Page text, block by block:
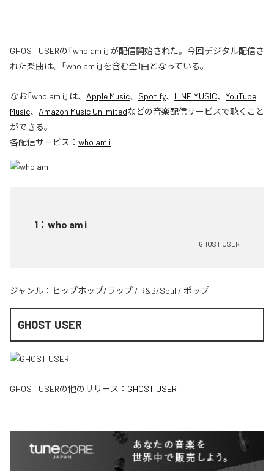
GHOST USERの「who am i」が配信開始された。今回デジタル配信さ
れた楽曲は、「who am i」を含む全1曲となっている。
なお「who am i 」は、 Apple Music、 Spotify、 LINE MUSIC、 YouTube
Music、 Amazon Music Unlimitedなどの音楽配信サービスで聴くこと
ができる。
各配信サービス： who am i
1 ： who am i
GHOST USER
ジャンル： ヒップホップ/ラップ / R&B/Soul / ポップ
GHOST USER
GHOST USERの他のリリース： GHOST USER